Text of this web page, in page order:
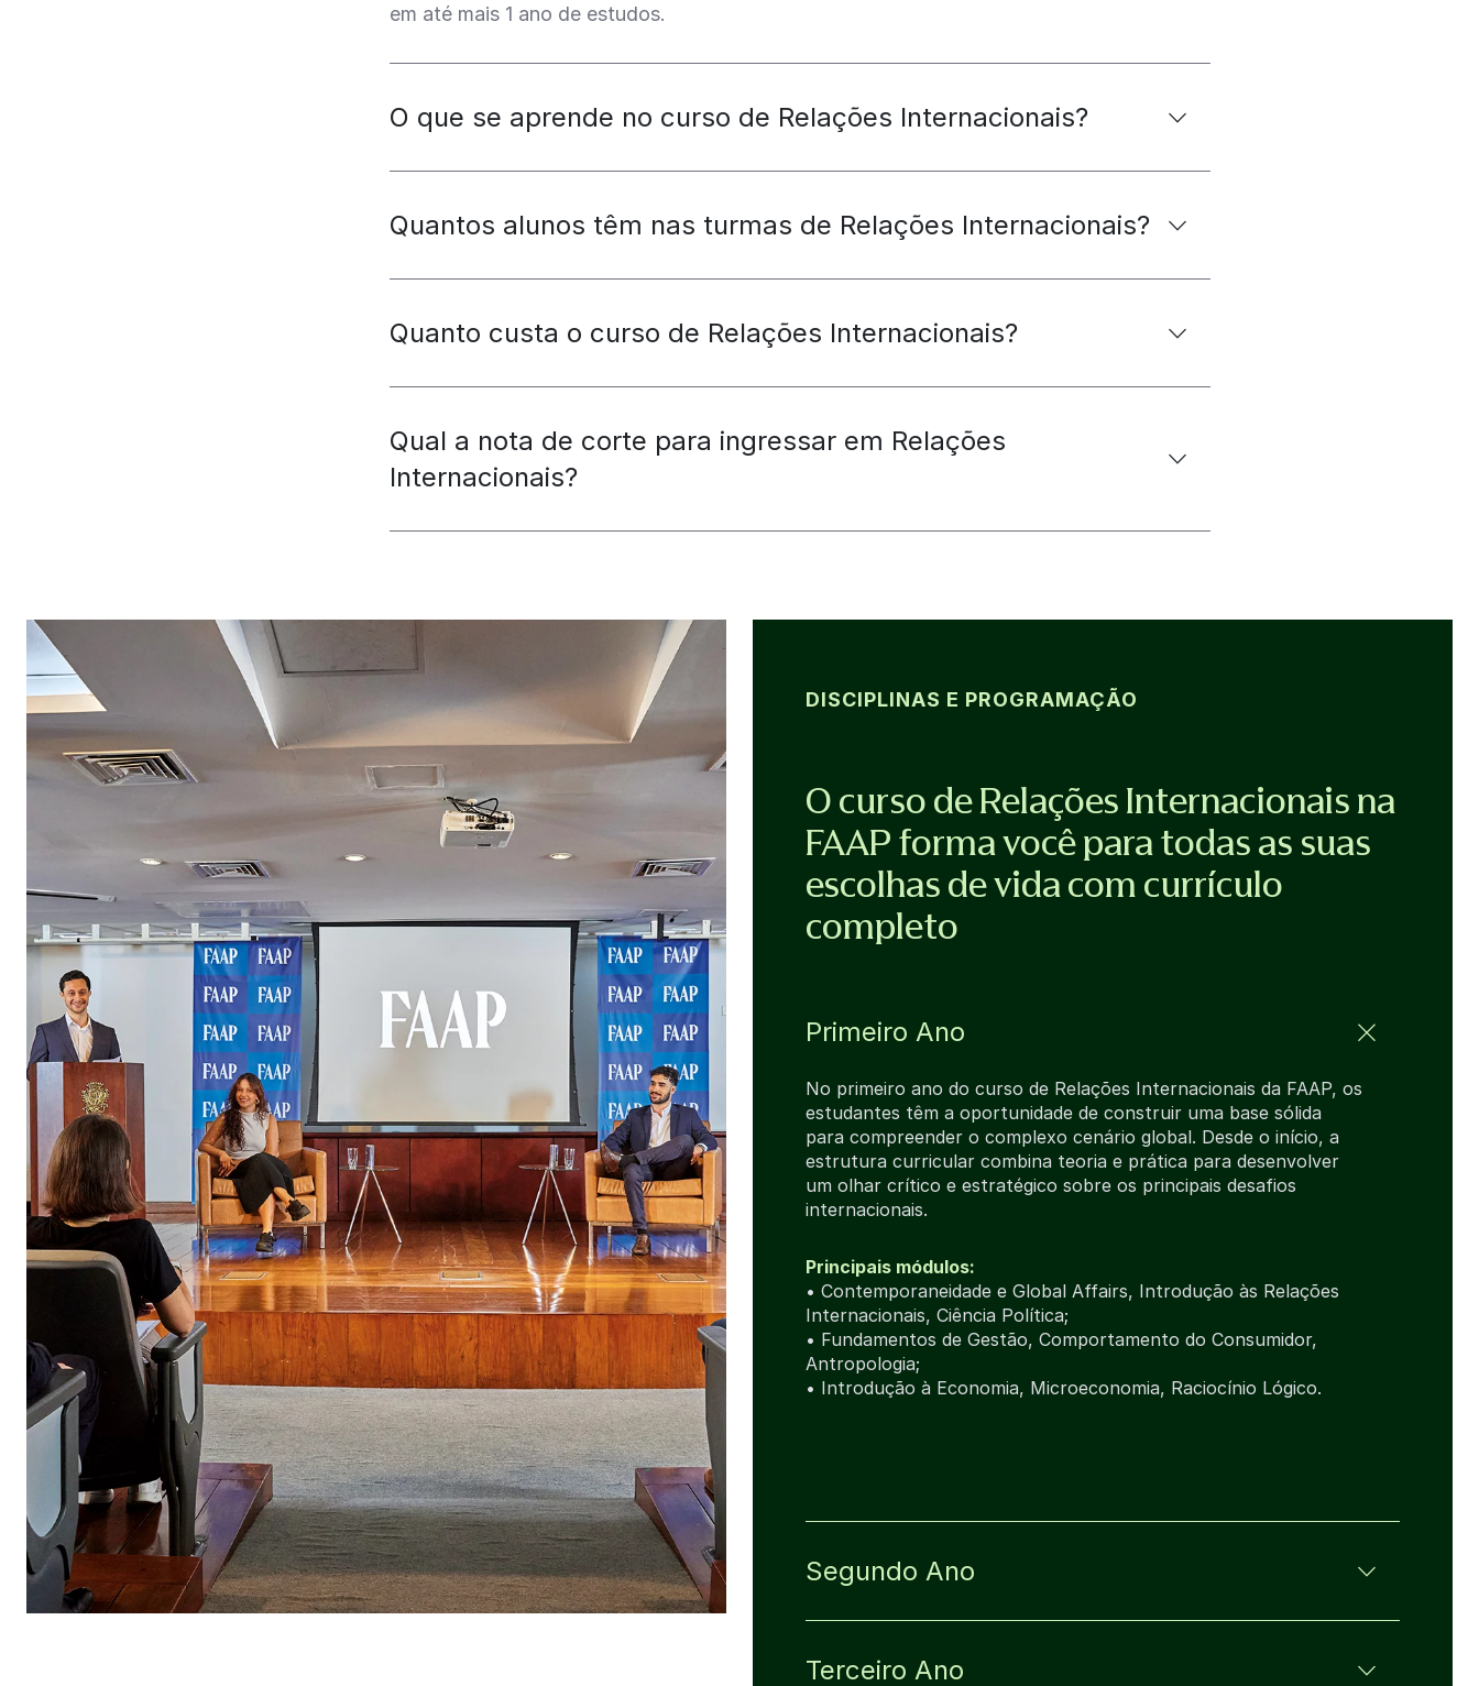
em até mais 1 ano de estudos.
O que se aprende no curso de Relações Internacionais?
Quantos alunos têm nas turmas de Relações Internacionais?
Quanto custa o curso de Relações Internacionais?
Qual a nota de corte para ingressar em Relações
Internacionais?
DISCIPLINAS E PROGRAMAÇÃO
O curso de Relações Internacionais na
FAAP forma você para todas as suas
escolhas de vida com currículo
completo
Primeiro Ano
No primeiro ano do curso de Relações Internacionais da FAAP, os
estudantes têm a oportunidade de construir uma base sólida
para compreender o complexo cenário global. Desde o início, a
estrutura curricular combina teoria e prática para desenvolver
um olhar crítico e estratégico sobre os principais desafios
internacionais.
Principais módulos:
• Contemporaneidade e Global Affairs, Introdução às Relações
Internacionais, Ciência Política;
• Fundamentos de Gestão, Comportamento do Consumidor,
Antropologia;
• Introdução à Economia, Microeconomia, Raciocínio Lógico.
Segundo Ano
Terceiro Ano